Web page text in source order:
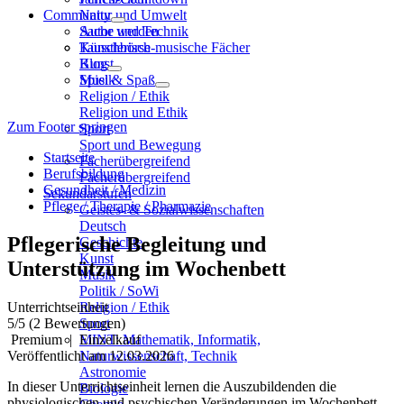
Natur und Umwelt
Sache und Technik
Künstlerisch-musische Fächer
Kunst
Musik
Religion / Ethik
Religion und Ethik
Sport
Sport und Bewegung
Fächerübergreifend
Fächerübergreifend
Sekundarstufen
Geistes- & Sozialwissenschaften
Deutsch
Geschichte
Kunst
Musik
Politik / SoWi
Religion / Ethik
Sport
MINT: Mathematik, Informatik,
Naturwissenschaft, Technik
Astronomie
Biologie
Community
Autor werden
Tauschbörse
Blog
Spiel & Spaß
Zum Footer springen
Startseite
Berufsbildung
Gesundheit / Medizin
Pflege / Therapie / Pharmazie
Pflegerische Begleitung und
Unterstützung im Wochenbett
Unterrichtseinheit
5/5 (2 Bewertungen)
Premium| Einzelkauf
Veröffentlicht am 12.03.2026
In dieser Unterrichtseinheit lernen die Auszubildenden die